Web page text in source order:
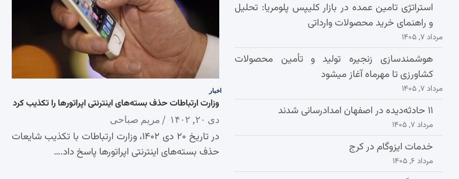
اخبار
وزارت ارتباطات حذف بسته‌های اینترنتی اپراتورها را تکذیب کرد
دی ۲۰, ۱۴۰۲ مریم صباحی
در تاریخ ۲۰ دی ۱۴۰۲، وزارت ارتباطات با تکذیب شایعات
حذف بسته‌های اینترنتی اپراتورها پاسخ داد.…
استراتژی تامین عمده در بازار کلیپس پلومریا: تحلیل
و راهنمای خرید محصولات وارداتی
مرداد ۷, ۱۴۰۵
هوشمندسازی زنجیره تولید و تأمین محصولات
کشاورزی تا مهرماه آغاز میشود
مرداد ۷, ۱۴۰۵
۱۱ حادثه‌دیده در اصفهان امدادرسانی شدند
مرداد ۷, ۱۴۰۵
خدمات ایزوگام در کرج
مرداد ۶, ۱۴۰۵